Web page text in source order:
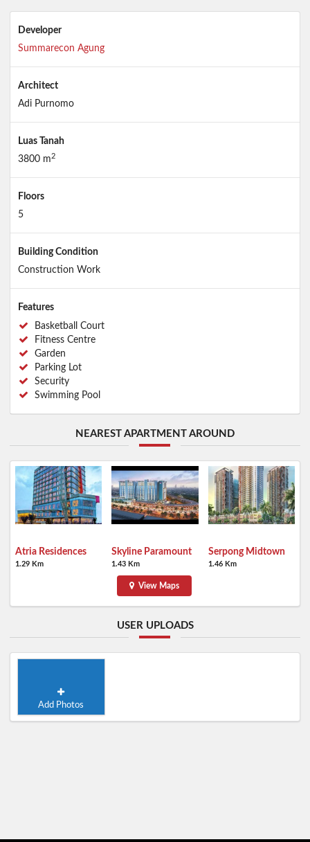
Developer
Summarecon Agung
Architect
Adi Purnomo
Luas Tanah
3800 m 2
Floors
5
Building Condition
Construction Work
Features
Basketball Court
Fitness Centre
Garden
Parking Lot
Security
Swimming Pool
NEAREST APARTMENT AROUND
Atria Residences
1.29 Km
Skyline Paramount
1.43 Km
Serpong Midtown
1.46 Km
View Maps
USER UPLOADS
Add Photos